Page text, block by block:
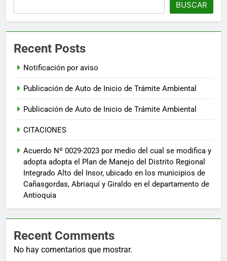
BUSCAR
Recent Posts
Notificación por aviso
Publicación de Auto de Inicio de Trámite Ambiental
Publicación de Auto de Inicio de Trámite Ambiental
CITACIONES
Acuerdo Nº 0029-2023 por medio del cual se modifica y
adopta adopta el Plan de Manejo del Distrito Regional
Integrado Alto del Insor, ubicado en los municipios de
Cañasgordas, Abriaquí y Giraldo en el departamento de
Antioquia
Recent Comments
No hay comentarios que mostrar.